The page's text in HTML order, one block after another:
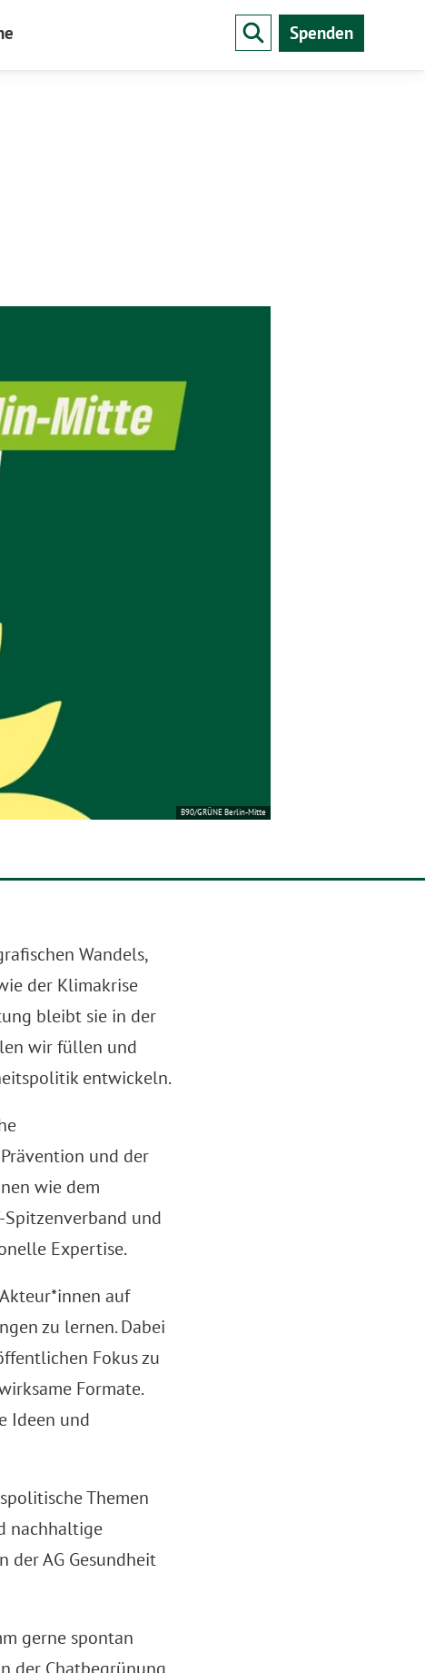
Spenden
B90/GRÜNE Berlin-Mitte
Wandels,
der Klimakrise
bleibt sie in der
wir füllen und
entwickeln.
und der
wie dem
und
Expertise.
auf
zu lernen. Dabei
Fokus zu
Formate.
Ideen und
Themen
nachhaltige
der AG Gesundheit
gerne spontan
der Chatbegrünung.